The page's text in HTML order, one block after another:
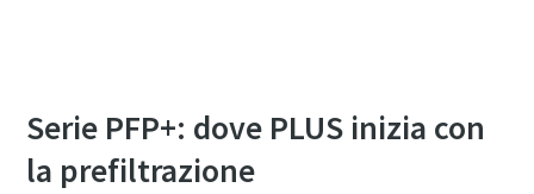
Serie PFP+: dove PLUS inizia con
la prefiltrazione